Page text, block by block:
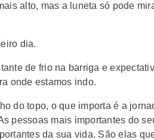
alto, mas a luneta só pode
dia.
de frio na barriga e
onde estamos indo.
do topo, o que importa é a
pessoas mais importantes do
da sua vida. São elas